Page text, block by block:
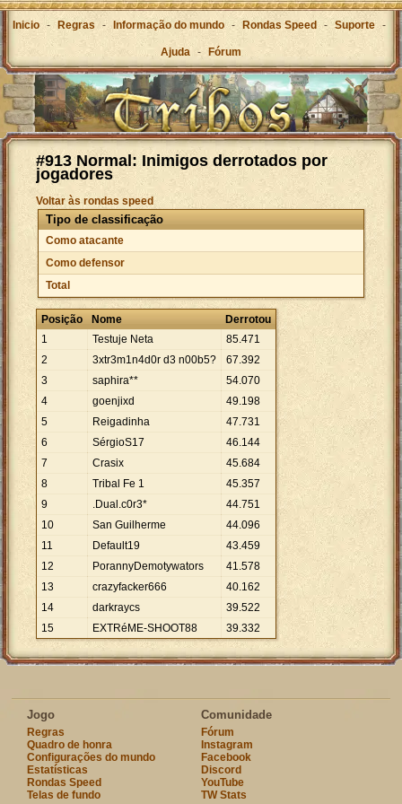
Inicio - Regras - Informação do mundo - Rondas Speed - Suporte -
Ajuda - Fórum
#913 Normal: Inimigos derrotados por
jogadores
Voltar às rondas speed
Tipo de classificação
Como atacante
Como defensor
Total
Posição Nome
Derrotou
1
Testuje Neta 85.471
2
3xtr3m1n4d0r d3 n00b5? 67.392
3
saphira** 54.070
4
goenjixd 49.198
5
Reigadinha 47.731
6
SérgioS17 46.144
7
Crasix 45.684
8
Tribal Fe 1 45.357
9
.Dual.c0r3* 44.751
10
San Guilherme 44.096
11
Default19 43.459
12
PorannyDemotywators 41.578
13
crazyfacker666 40.162
14
darkraycs 39.522
15
EXTRéME-SHOOT88 39.332
Jogo
Regras
Quadro de honra
Configurações do mundo
Estatísticas
Rondas Speed
Telas de fundo
Comunidade
Fórum
Instagram
Facebook
Discord
YouTube
TW Stats